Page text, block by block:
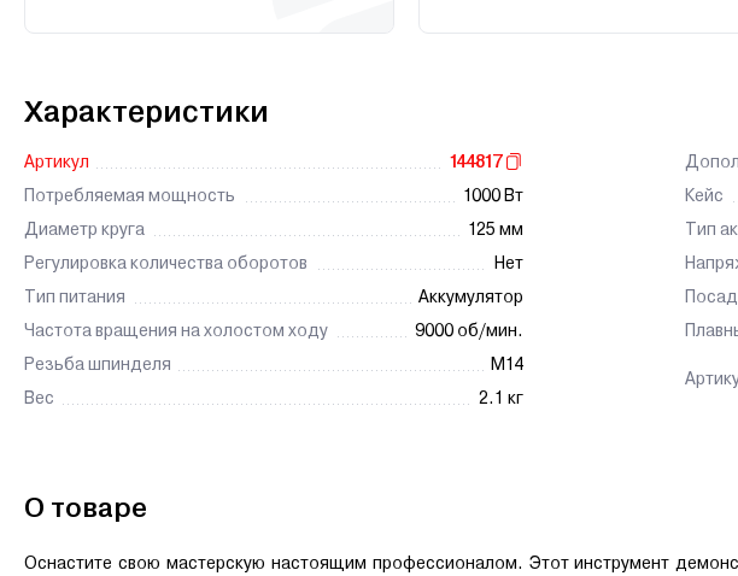
Характеристики
Артикул
144817
Потребляемая мощность
1000 Вт
Диаметр круга
125 мм
Регулировка количества оборотов
Нет
Тип питания
Аккумулятор
Частота вращения на холостом ходу
9000 об/мин.
Резьба шпинделя
М14
Вес
2.1 кг
Кейс
Тип
О товаре
Оснастите свою мастерскую настоящим профессионалом. Этот инструмент